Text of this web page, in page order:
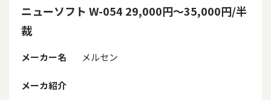
ニューソフト W-054 29,000円～35,000円/半
裁
メーカー名 メルセン
メーカ紹介